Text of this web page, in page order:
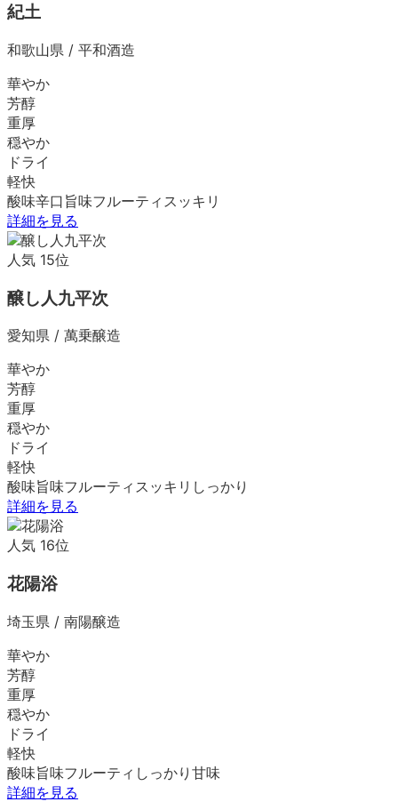
紀土
和歌山県 / 平和酒造
華やか
芳醇
重厚
穏やか
ドライ
軽快
酸味辛口 旨味フルーティ スッキリ
詳細を見る
人気 15位
醸し人九平次
愛知県 / 萬乗醸造
華やか
芳醇
重厚
穏やか
ドライ
軽快
酸味旨味フルーティ スッキリ しっかり
詳細を見る
人気 16位
花陽浴
埼玉県 / 南陽醸造
華やか
芳醇
重厚
穏やか
ドライ
軽快
酸味旨味フルーティ しっかり 甘味
詳細を見る